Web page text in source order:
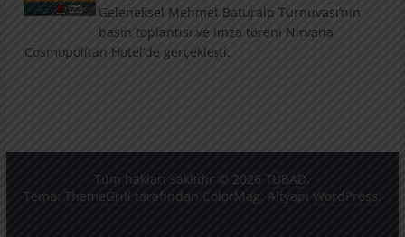
Geleneksel Mehmet Baturalp Turnuvası’nın
basın toplantısı ve imza töreni Nirvana
Cosmopolitan Hotel’de gerçekleşti.
Tüm hakları saklıdır © 2026 TÜBAD.
Tema: ThemeGrill tarafından ColorMag. Altyapı WordPress